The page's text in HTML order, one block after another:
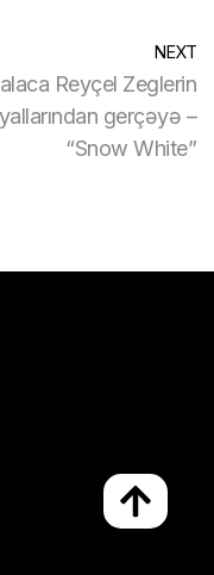
NEXT
Reyçel Zeglerin
gerçəyə –
“Snow White”